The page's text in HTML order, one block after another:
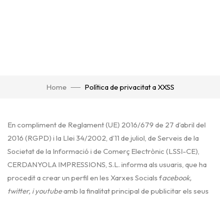
Home Política de privacitat a XXSS
En compliment de Reglament (UE) 2016/679 de 27 d’abril del
2016 (RGPD) i la Llei 34/2002, d’11 de juliol, de Serveis de la
Societat de la Informació i de Comerç Electrònic (LSSI-CE),
CERDANYOLA IMPRESSIONS, S.L. informa als usuaris, que ha
procedit a crear un perfil en les Xarxes Socials facebook,
twitter, i youtubeamb la finalitat principal de publicitar els seus